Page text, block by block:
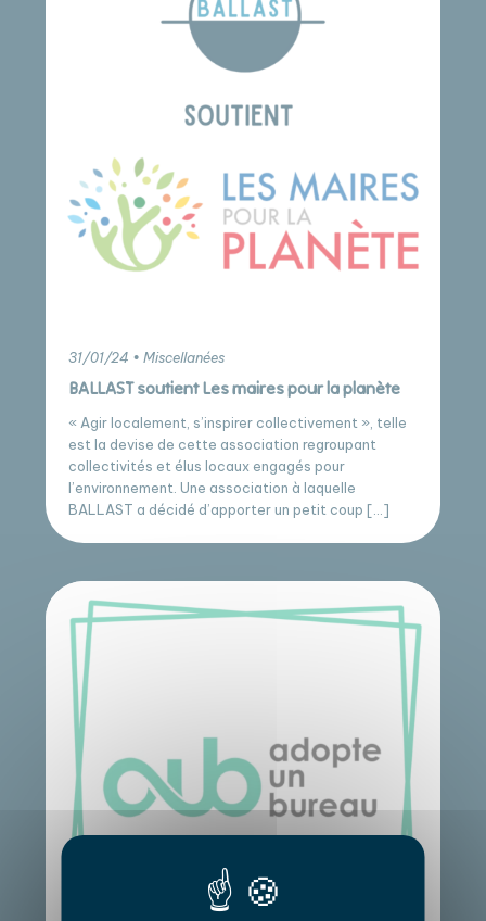
31/01/24 • Miscellanées
BALLAST soutient Les maires pour la planète
« Agir localement, s’inspirer collectivement », telle
est la devise de cette association regroupant
collectivités et élus locaux engagés pour
l’environnement. Une association à laquelle
BALLAST a décidé d’apporter un petit coup […]